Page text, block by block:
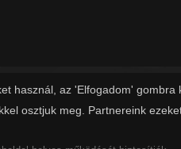
használ, az 'Elfogadom' gombra
osztjuk meg. Partnereink